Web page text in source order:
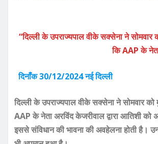
“दिल्ली के उपराज्यपाल वीके सक्सेना ने सोमवार
कि AAP के
दिनाँक 30/12/2024 नई दिल्ली
दिल्ली के उपराज्यपाल वीके सक्सेना ने सोमवार
AAP के नेता अरविंद केजरीवाल द्वारा आतिशी
इससे संविधान की भावना की अवहेलना होती है।